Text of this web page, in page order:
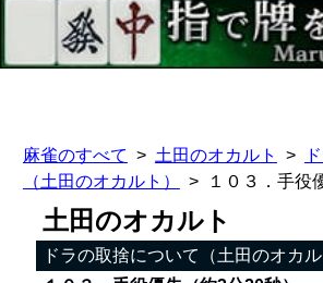
麻雀のすべて 土田のオカルト
（土田のオカルト）
１０３．手役
土田のオカルト
ドラの取捨について（土田のオカル